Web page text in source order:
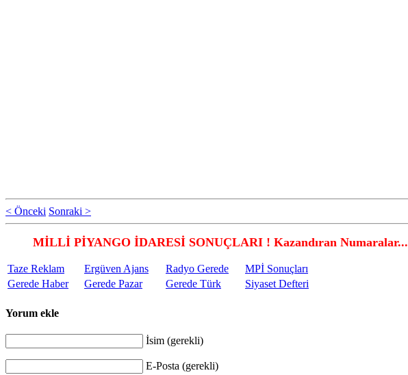
< Önceki Sonraki >
MİLLİ PİYANGO İDARESİ SONUÇLARI ! Kazandıran Numaralar...
Taze Reklam Ergüven Ajans Radyo Gerede
MPİ Sonuçları
Gerede Haber
Gerede Pazar Gerede Türk Siyaset Defteri
Yorum ekle
İsim (gerekli)
E-Posta (gerekli)